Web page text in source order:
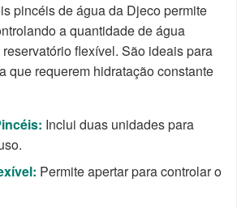
pincéis de água da Djeco permite
a quantidade de água
flexível. São ideais para
que requerem hidratação constante
Inclui duas unidades para
Permite apertar para controlar o